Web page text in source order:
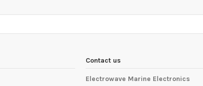
Contact us
Electrowave Marine Electronics